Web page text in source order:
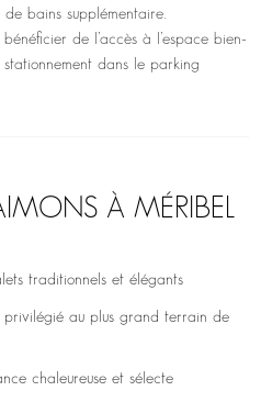
bains supplémentaire.
de l’accès à l’espace bien-
dans le parking
À MÉRIBEL
traditionnels et élégants
au plus grand terrain de
chaleureuse et sélecte